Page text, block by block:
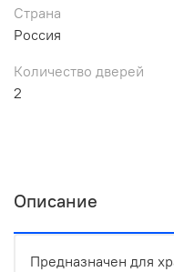
Страна
Россия
Количество дверей
2
Описание
Предназначен для